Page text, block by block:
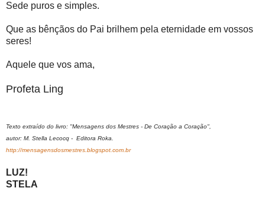
Sede puros e simples.
Que as bênçãos do Pai brilhem pela eternidade em vossos
seres!
Aquele que vos ama,
Profeta Ling
Texto extraído do livro: "Mensagens dos Mestres - De Coração a Coração",
autor: M. Stella Lecocq - Editora Roka.
http://mensagensdosmestres.blogspot.com.br
LUZ!
STELA